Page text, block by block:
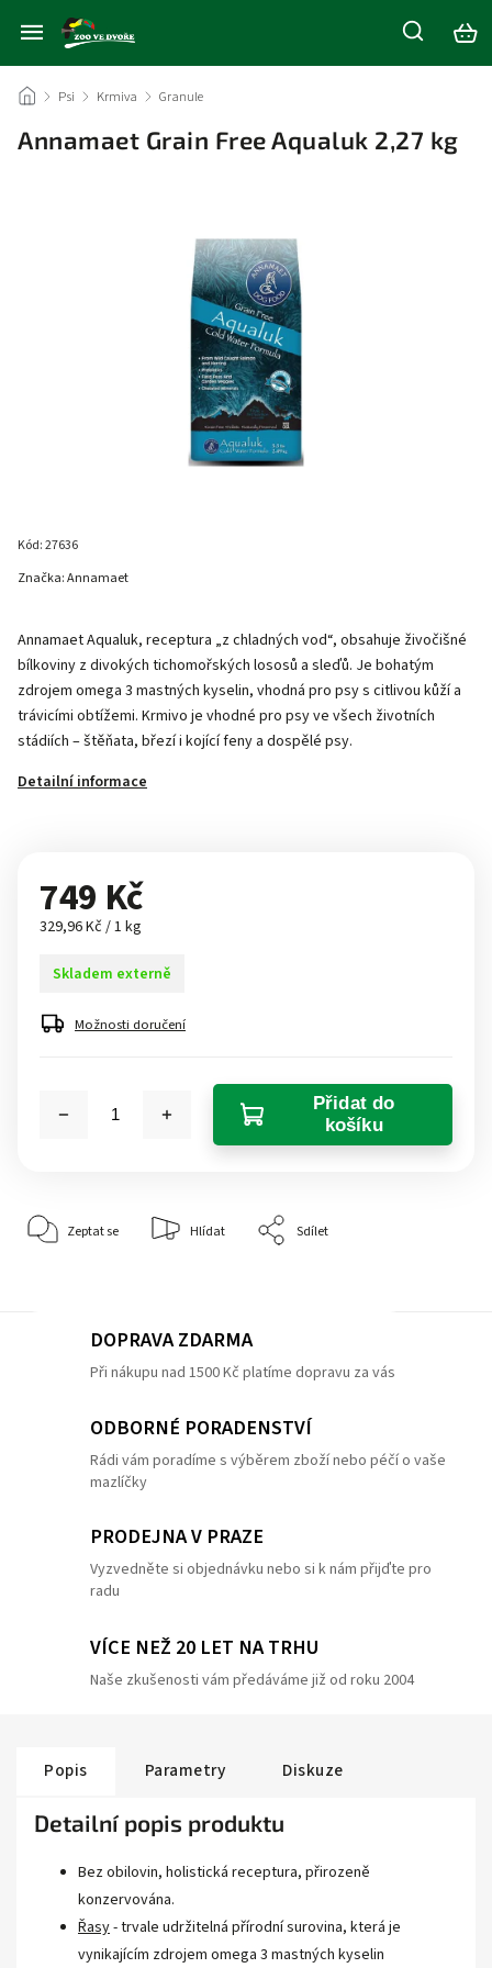
/ Psi / Krmiva / Granule
Annamaet Grain Free Aqualuk 2,27 kg
Kód:27636
Annamaet Aqualuk, receptura „z chladných vod“, obsahuje živočišné
bílkoviny z divokých tichomořských lososů a sleďů. Je bohatým
zdrojem omega 3 mastných kyselin, vhodná pro psy s citlivou kůží a
trávicími obtížemi. Krmivo je vhodné pro psy ve všech životních
stádiích – štěňata, březí i kojící feny a dospělé psy.
Detailní informace
Značka:Annamaet
749 Kč
329,96 Kč / 1 kg
Skladem externě
Možnosti doručení
Přidat do
košíku
Zeptat se Hlídat Sdílet
DOPRAVA ZDARMA
Při nákupu nad 1500 Kč platíme dopravu za vás
ODBORNÉ PORADENSTVÍ
Rádi vám poradíme s výběrem zboží nebo péčí o vaše
mazlíčky
PRODEJNA V PRAZE
Vyzvedněte si objednávku nebo si k nám přijďte pro
radu
VÍCE NEŽ 20 LET NA TRHU
Naše zkušenosti vám předáváme již od roku 2004
Popis Parametry Diskuze
Detailní popis produktu
Bez obilovin, holistická receptura, přirozeně
konzervována.
Řasy- trvale udržitelná přírodní surovina, která je
vynikajícím zdrojem omega 3 mastných kyselin